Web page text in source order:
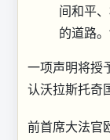
间和平
的道路。
一项声明将授
认沃拉斯托奇
前首席大法官